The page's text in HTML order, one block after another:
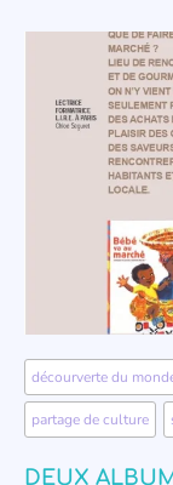
décourverte du
partage de culture
DEUX